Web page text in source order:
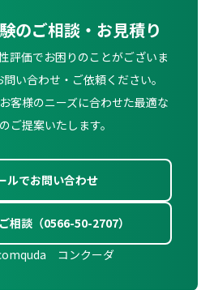
のご相談・お見積り
評価でお困りのことがございま
い合わせ・ご依頼ください。
客様のニーズに合わせた最適な
ご提案いたします。
ルでお問い合わせ
相談（0566-50-2707）
コンクーダ